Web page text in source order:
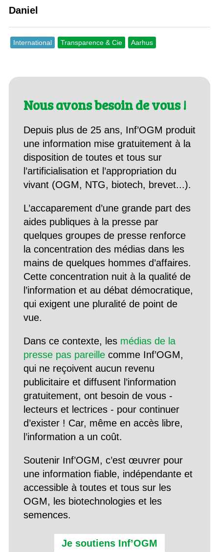
Daniel
International Transparence & Cie Aarhus
Nous avons besoin de vous !
Depuis plus de 25 ans, Inf’OGM produit
une information mise gratuitement à la
disposition de toutes et tous sur
l’artificialisation et l’appropriation du
vivant (OGM, NTG, biotech, brevet...).
L’accaparement d’une grande part des
aides publiques à la presse par
quelques groupes de presse renforce
la concentration des médias dans les
mains de quelques hommes d’affaires.
Cette concentration nuit à la qualité de
l’information et au débat démocratique,
qui exigent une pluralité de point de
vue.
Dans ce contexte, les médias de la
presse pas pareillecomme Inf’OGM,
qui ne reçoivent aucun revenu
publicitaire et diffusent l’information
gratuitement, ont besoin de vous -
lecteurs et lectrices - pour continuer
d’exister ! Car, même en accès libre,
l’information a un coût.
Soutenir Inf’OGM, c’est œuvrer pour
une information fiable, indépendante et
accessible à toutes et tous sur les
OGM, les biotechnologies et les
semences.
Je soutiens Inf’OGM